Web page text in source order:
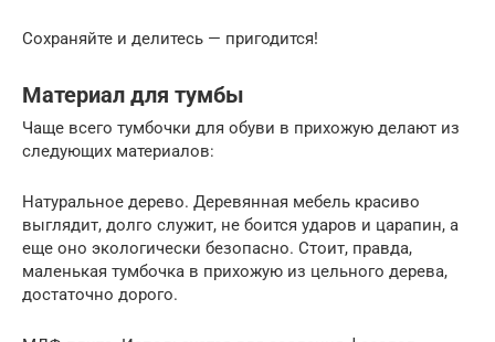
Сохраняйте и делитесь — пригодится!
Материал для тумбы
Чаще всего тумбочки для обуви в прихожую делают из
следующих материалов:
Натуральное дерево. Деревянная мебель красиво
выглядит, долго служит, не боится ударов и царапин, а
еще оно экологически безопасно. Стоит, правда,
маленькая тумбочка в прихожую из цельного дерева,
достаточно дорого.